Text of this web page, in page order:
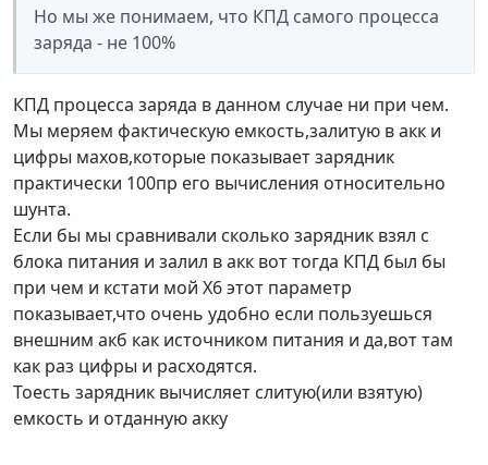
Но мы же понимаем, что КПД самого процесса
заряда - не 100%
КПД процесса заряда в данном случае ни при чем.
Мы меряем фактическую емкость,залитую в акк и
цифры махов,которые показывает зарядник
практически 100пр его вычисления относительно
шунта.
Если бы мы сравнивали сколько зарядник взял с
блока питания и залил в акк вот тогда КПД был бы
при чем и кстати мой Х6 этот параметр
показывает,что очень удобно если пользуешься
внешним акб как источником питания и да,вот там
как раз цифры и расходятся.
Тоесть зарядник вычисляет слитую(или взятую)
емкость и отданную акку